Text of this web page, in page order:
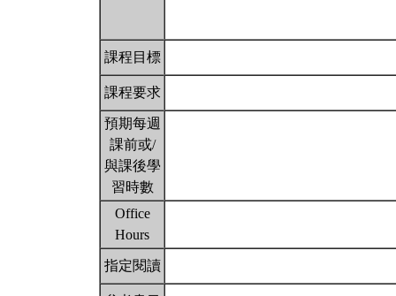
課程目標
課程要求
預期每週
課前或/
與課後學
習時數
Office
Hours
指定閱讀